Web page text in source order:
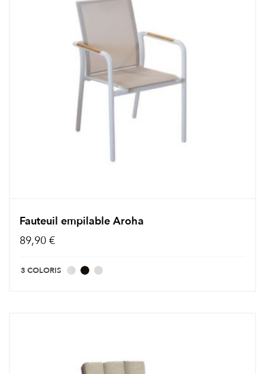
Fauteuil empilable Aroha
89,90 €
3 COLORIS